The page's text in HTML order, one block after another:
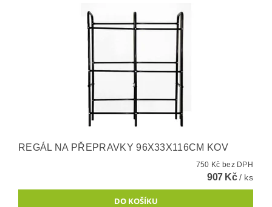
REGÁL NA PŘEPRAVKY 96X33X116CM KOV
750 Kč bez DPH
907 Kč/ ks